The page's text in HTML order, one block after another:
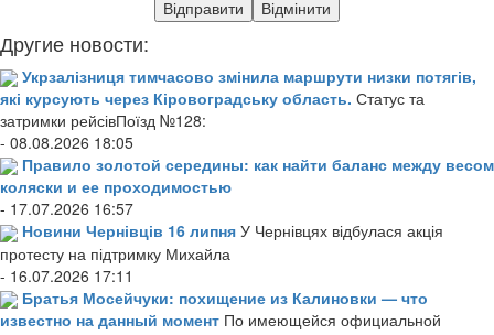
Другие новости:
Укрзалізниця тимчасово змінила маршрути низки потягів,
які курсують через Кіровоградську область. Статус та
затримки рейсівПоїзд №128:
- 08.08.2026 18:05
Правило золотой середины: как найти баланс между весом
коляски и ее проходимостью
- 17.07.2026 16:57
Новини Чернівців 16 липня У Чернівцях відбулася акція
протесту на підтримку Михайла
- 16.07.2026 17:11
Братья Мосейчуки: похищение из Калиновки — что
известно на данный момент По имеющейся официальной